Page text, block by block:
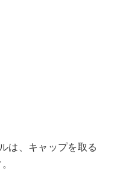
は、キャップを取る